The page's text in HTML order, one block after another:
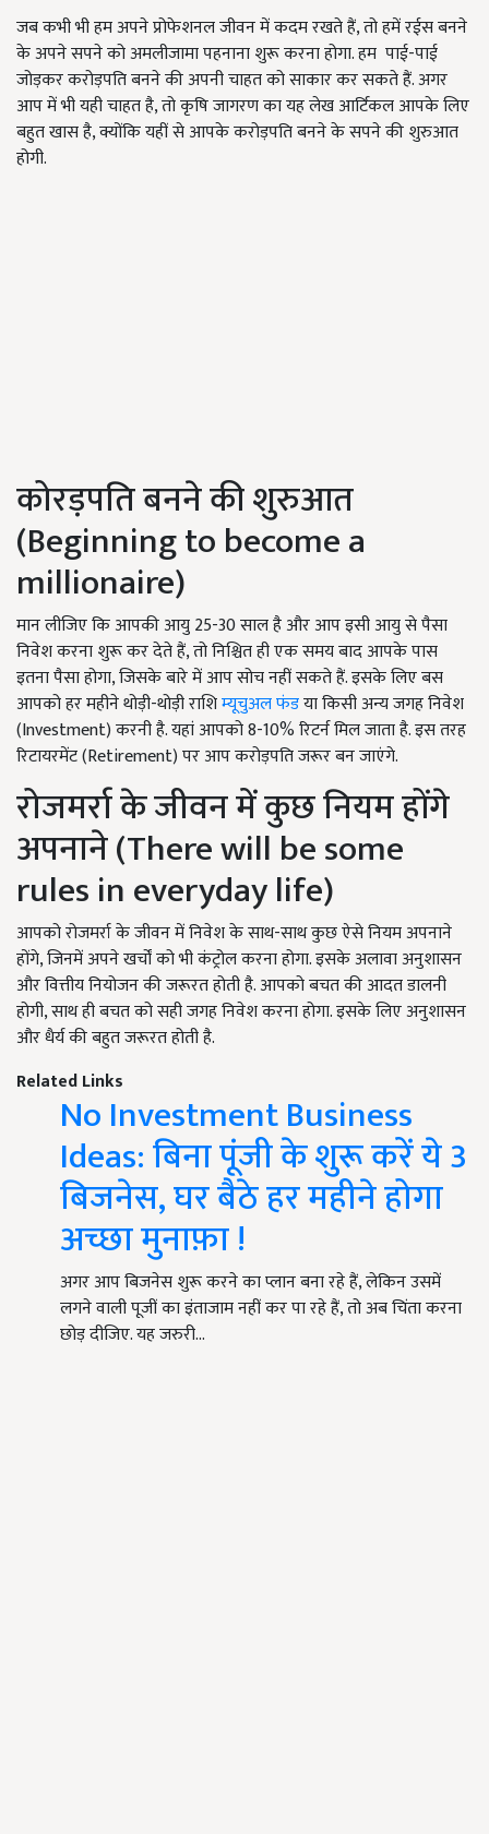
जब कभी भी हम अपने प्रोफेशनल जीवन में कदम रखते हैं, तो हमें रईस बनने
के अपने सपने को अमलीजामा पहनाना शुरू करना होगा. हम पाई-पाई
जोड़कर करोड़पति बनने की अपनी चाहत को साकार कर सकते हैं. अगर
आप में भी यही चाहत है, तो कृषि जागरण का यह लेख आर्टिकल आपके लिए
बहुत खास है, क्योंकि यहीं से आपके करोड़पति बनने के सपने की शुरुआत
होगी.
कोरड़पति बनने की शुरुआत
(Beginning to become a
millionaire)
मान लीजिए कि आपकी आयु 25-30 साल है और आप इसी आयु से पैसा
निवेश करना शुरू कर देते हैं, तो निश्चित ही एक समय बाद आपके पास
इतना पैसा होगा, जिसके बारे में आप सोच नहीं सकते हैं. इसके लिए बस
आपको हर महीने थोड़ी-थोड़ी राशिम्यूचुअल फंडया किसी अन्य जगह निवेश
(Investment) करनी है. यहां आपको 8-10% रिटर्न मिल जाता है. इस तरह
रिटायरमेंट (Retirement) पर आप करोड़पति जरूर बन जाएंगे.
रोजमर्रा के जीवन में कुछ नियम होंगे
अपनाने (There will be some
rules in everyday life)
आपको रोजमर्रा के जीवन में निवेश के साथ-साथ कुछ ऐसे नियम अपनाने
होंगे, जिनमें अपने खर्चों को भी कंट्रोल करना होगा. इसके अलावा अनुशासन
और वित्तीय नियोजन की जरूरत होती है. आपको बचत की आदत डालनी
होगी, साथ ही बचत को सही जगह निवेश करना होगा. इसके लिए अनुशासन
और धैर्य की बहुत जरूरत होती है.
Related Links
No Investment Business
Ideas: बिना पूंजी के शुरू करें ये 3
बिजनेस, घर बैठे हर महीने होगा
अच्छा मुनाफ़ा !
अगर आप बिजनेस शुरू करने का प्लान बना रहे हैं, लेकिन उसमें
लगने वाली पूजीं का इंताजाम नहीं कर पा रहे हैं, तो अब चिंता करना
छोड़ दीजिए. यह जरुरी…